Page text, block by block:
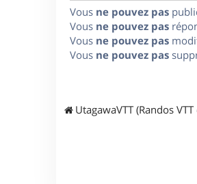
Vous ne pouvez pas
Vous ne pouvez pas
Vous ne pouvez pas
Vous ne pouvez pas
UtagawaVTT (Randos